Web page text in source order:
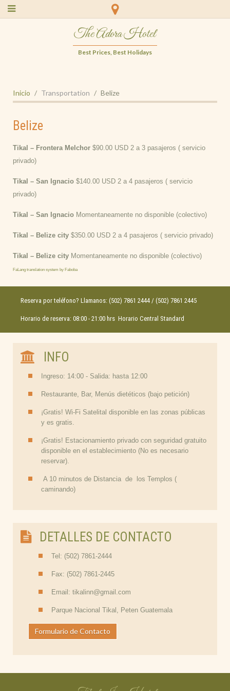
The Adora Hotel
Best Prices, Best Holidays
Inicio Transportation Belize
Belize
Tikal – Frontera Melchor $90.00 USD 2 a 3 pasajeros ( servicio
privado)
Tikal – San Ignacio $140.00 USD 2 a 4 pasajeros ( servicio
privado)
Tikal – San Ignacio Momentaneamente no disponible (colectivo)
Tikal – Belize city $350.00 USD 2 a 4 pasajeros ( servicio privado)
Tikal – Belize city Momentaneamente no disponible (colectivo)
FaLang translation system by Faboba
Reserva por teléfono? Llamanos: (502) 7861 2444 / (502) 7861 2445
Horario de reserva: 08:00 - 21:00 hrs Horario Central Standard
INFO
Ingreso: 14:00 - Salida: hasta 12:00
Restaurante, Bar, Menús dietéticos (bajo petición)
¡Gratis! Wi-Fi Satelital disponible en las zonas públicas
y es gratis.
¡Gratis! Estacionamiento privado con seguridad gratuito
disponible en el establecimiento (No es necesario
reservar).
A 10 minutos de Distancia de los Templos (
caminando)
DETALLES DE CONTACTO
Tel: (502) 7861-2444
Fax: (502) 7861-2445
Email: tikalinn@gmail.com
Parque Nacional Tikal, Peten Guatemala
Formulario de Contacto